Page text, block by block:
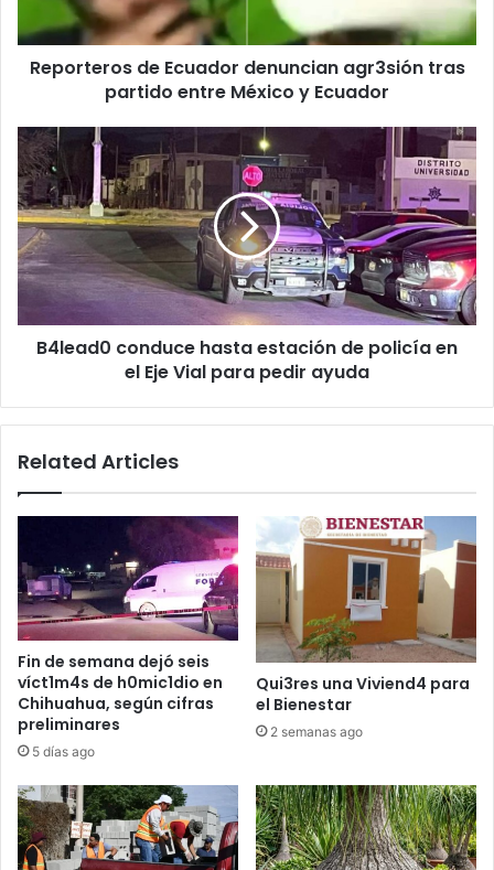
México
Reporteros de Ecuador denuncian agr3sión tras
partido entre México y Ecuador
B4lead0
conduce
hasta
estación
de
policía
en
Eje
VialB4lead0 conduce hasta estación de policía en
el Eje Vial para pedir ayuda
Related Articles
Fin de semana dejó seis
víct1m4s de h0mic1dio en
Chihuahua, según cifras
preliminares
5 días ago
Qui3res una Viviend4 para
el Bienestar
2 semanas ago